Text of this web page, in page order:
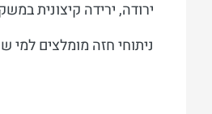
ירודה, ירידה קיצונית
ניתוחי חזה מומלצים למי